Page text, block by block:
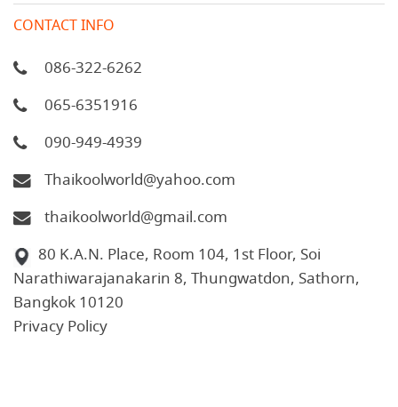
CONTACT INFO
086-322-6262
065-6351916
090-949-4939
Thaikoolworld@yahoo.com
thaikoolworld@gmail.com
80 K.A.N. Place, Room 104, 1st Floor, Soi
Narathiwarajanakarin 8, Thungwatdon, Sathorn,
Bangkok 10120
Privacy Policy